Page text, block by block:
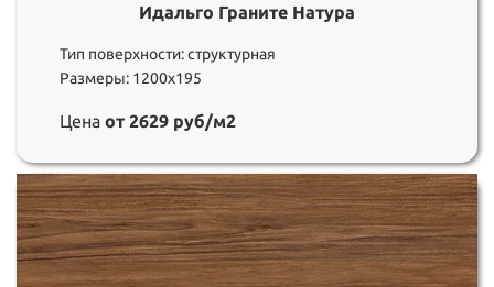
Идальго Граните Натура
Тип поверхности: структурная
Размеры: 1200х195
Цена от 2629 руб/м2